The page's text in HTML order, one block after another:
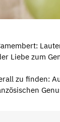
Liebe zum
zu finden: